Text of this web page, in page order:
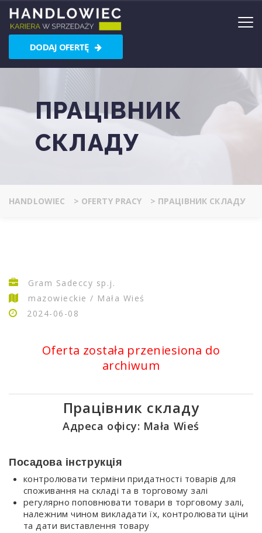
DODAJ OFERTĘ
ПРАЦІВНИК
СКЛАДУ
HANDLOWIEC > OFERTY PRACY > ПРАЦІВНИК СКЛАДУ
Gram Sadeccy sp.j.
mazowieckie / Mała Wieś
2024-06-08
Oferta została przeniesiona do
archiwum
Працівник складу
Адреса офісу: Mała Wieś
Посадова інструкція
контролювати терміни придатності товарів для
споживання на складі та в торговому залі
регулярно поповнювати товари в торговому залі,
належним чином викладати їх, контролювати ціни
та дати виставлення товару